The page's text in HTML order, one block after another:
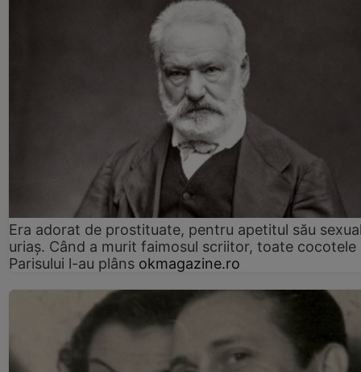
Era adorat de prostituate, pentru apetitul său
uriaș. Când a murit faimosul scriitor, toate cocotele
Parisului l-au plâns okmagazine.ro